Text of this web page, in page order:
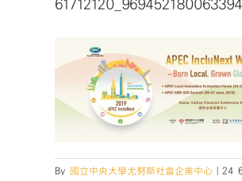
By 國立中央大學尤努斯社會企業中心 24